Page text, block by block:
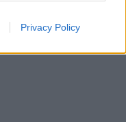
Privacy Policy